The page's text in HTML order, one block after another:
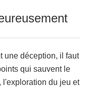
une déception, il faut
qui sauvent le
l'exploration du jeu et